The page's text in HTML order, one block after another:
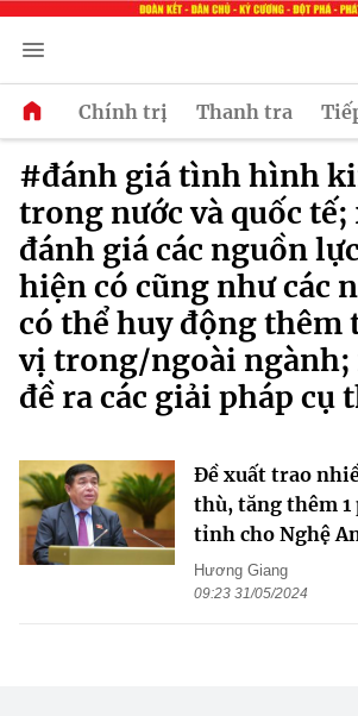
Chính trị Thanh tra
#đánh giá tình hình
trong nước và quốc
đánh giá các nguồn
hiện có cũng như các
có thể huy động thêm
vị trong/ngoài ngành;
đề ra các giải pháp cụ
Đề xuất trao
thù, tăng thêm 1
tỉnh cho Nghệ
Hương Giang
09:23 31/05/2024